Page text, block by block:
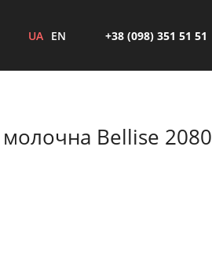
UA EN +38 (098) 351 51 51
молочна Bellise 2080